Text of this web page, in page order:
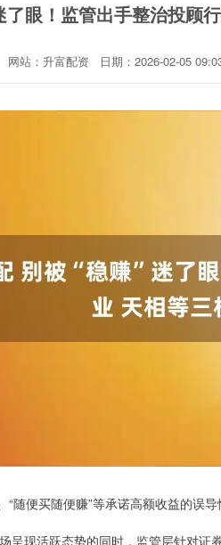
眼！监管出手整治投顾
网站：升富配资 日期：2026-02-05
便买随便赚”等承诺高额收益的误导
现活跃态势的同时，监管层针对证券
14311.01 200.89 1.42%